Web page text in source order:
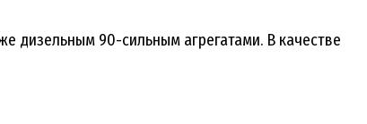
дизельным 90-сильным агрегатами. В качестве